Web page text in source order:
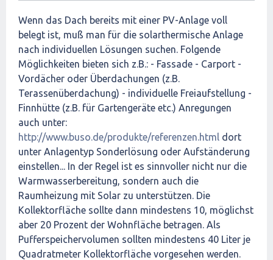
Wenn das Dach bereits mit einer PV-Anlage voll
belegt ist, muß man für die solarthermische Anlage
nach individuellen Lösungen suchen. Folgende
Möglichkeiten bieten sich z.B.: - Fassade - Carport -
Vordächer oder Überdachungen (z.B.
Terassenüberdachung) - individuelle Freiaufstellung -
Finnhütte (z.B. für Gartengeräte etc.) Anregungen
auch unter:
http://www.buso.de/produkte/referenzen.html dort
unter Anlagentyp Sonderlösung oder Aufständerung
einstellen... In der Regel ist es sinnvoller nicht nur die
Warmwasserbereitung, sondern auch die
Raumheizung mit Solar zu unterstützen. Die
Kollektorfläche sollte dann mindestens 10, möglichst
aber 20 Prozent der Wohnfläche betragen. Als
Pufferspeichervolumen sollten mindestens 40 Liter je
Quadratmeter Kollektorfläche vorgesehen werden.